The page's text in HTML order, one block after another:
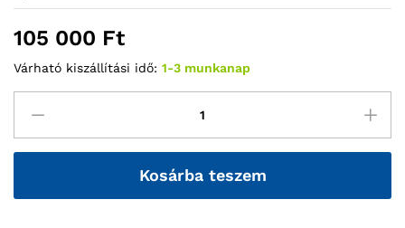
105 000 Ft
Várható kiszállítási idő: 1-3 munkanap
Kosárba teszem